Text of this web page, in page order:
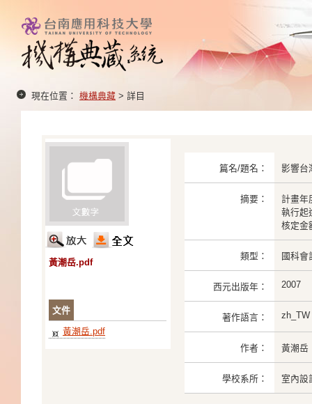
現在位置： 機構典藏 > 詳目
黃潮岳.pdf
文件
黃潮岳.pdf
篇名/題名： 影響台
摘要：
計畫年
執行起
核定金
類型： 國科會
西元出版年： 2007
著作語言： zh_TW
作者： 黃潮岳
學校系所： 室內設